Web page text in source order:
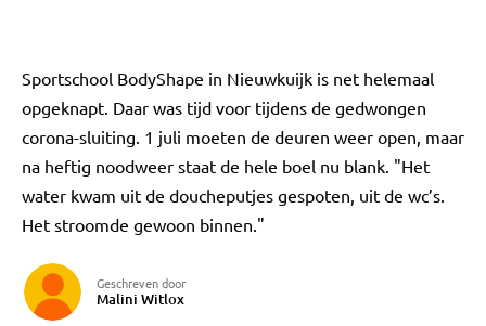
Sportschool BodyShape in Nieuwkuijk is net helemaal
opgeknapt. Daar was tijd voor tijdens de gedwongen
corona-sluiting. 1 juli moeten de deuren weer open, maar
na heftig noodweer staat de hele boel nu blank. "Het
water kwam uit de doucheputjes gespoten, uit de wc’s.
Het stroomde gewoon binnen."
Geschreven door
Malini Witlox